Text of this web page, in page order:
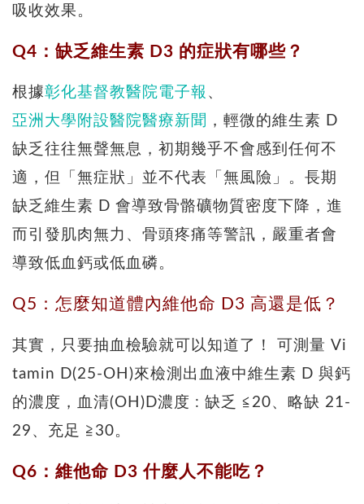
吸收效果。
Q4：缺乏維生素 D3 的症狀有哪些？
根據彰化基督教醫院電子報 、
亞洲大學附設醫院醫療新聞 ，輕微的維生素 D
缺乏往往無聲無息，初期幾乎不會感到任何不
適，但「無症狀」並不代表「無風險」。長期
缺乏維生素 D 會導致骨骼礦物質密度下降，進
而引發肌肉無力、骨頭疼痛等警訊，嚴重者會
導致低血鈣或低血磷。
Q5：怎麼知道體內維他命 D3 高還是低？
其實，只要抽血檢驗就可以知道了！ 可測量 Vi
tamin D(25-OH)來檢測出血液中維生素 D 與鈣
的濃度，血清(OH)D濃度 : 缺乏 ≦20、略缺 21-
29、充足 ≧30。
Q6：維他命 D3 什麼人不能吃？